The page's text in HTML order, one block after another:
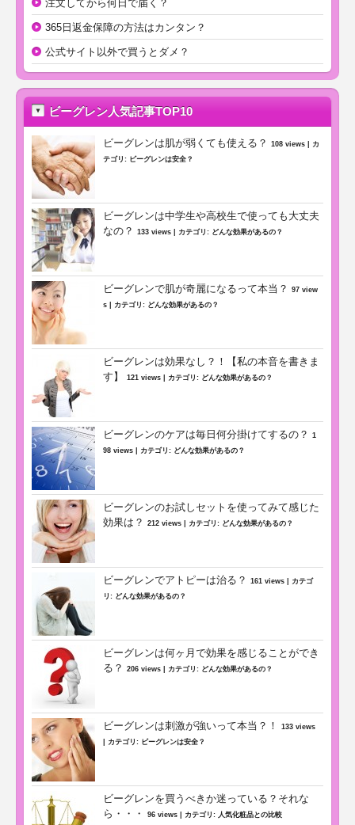
注文してから何日で届く？
365日返金保障の方法はカンタン？
公式サイト以外で買うとダメ？
ビーグレン人気記事TOP10
ビーグレンは肌が弱くても使える？ 108 views
カ
テゴリ: ビーグレンは安全？
ビーグレンは中学生や高校生で使っても大丈夫
なの？
133 views カテゴリ: どんな効果があるの？
ビーグレンで肌が奇麗になるって本当？
97 view
s
カテゴリ: どんな効果があるの？
ビーグレンは効果なし？！【私の本音を書きま
す】
121 views カテゴリ: どんな効果があるの？
ビーグレンのケアは毎日何分掛けてするの？
1
98 views
カテゴリ: どんな効果があるの？
ビーグレンのお試しセットを使ってみて感じた
効果は？
212 views カテゴリ: どんな効果があるの？
ビーグレンでアトピーは治る？ 161 views
カテゴ
リ: どんな効果があるの？
ビーグレンは何ヶ月で効果を感じることができ
る？
206 views カテゴリ: どんな効果があるの？
ビーグレンは刺激が強いって本当？！
133 views
カテゴリ: ビーグレンは安全？
ビーグレンを買うべきか迷っている？それな
ら・・・
96 views カテゴリ: 人気化粧品との比較